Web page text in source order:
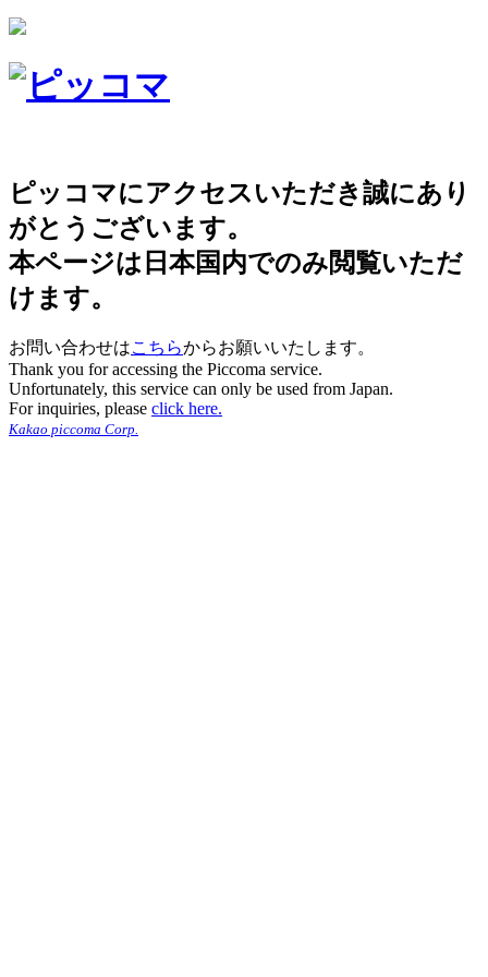
ピッコマにアクセスいただき誠にあり
がとうございます。
本ページは日本国内でのみ閲覧いただ
けます。
お問い合わせはこちらからお願いいたします。
Thank you for accessing the Piccoma service.
Unfortunately, this service can only be used from Japan.
For inquiries, please click here.
Kakao piccoma Corp.